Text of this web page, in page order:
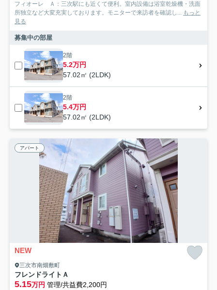
フィオーレ Ａ：三次駅にも近くて便利。室内設備は浴室乾燥機・洗面
所独立など大変充実しております。モニターで来訪者を確認し... もっと
見る
募集中の部屋
2階
5.2万円
57.02㎡ (2LDK)
2階
5.4万円
57.02㎡ (2LDK)
アパート
NEW
三次市南畑敷町
フレンドライトＡ
5.15万円 管理/共益費2,200円